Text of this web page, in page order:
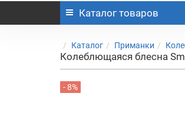
Каталог товаров
Каталог Приманки
Колеблющаяся блесна
- 8%